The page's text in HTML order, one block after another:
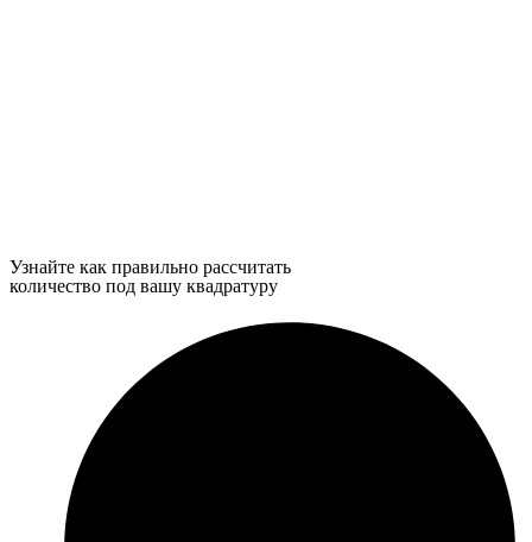
Узнайте как правильно рассчитать
количество под вашу квадратуру